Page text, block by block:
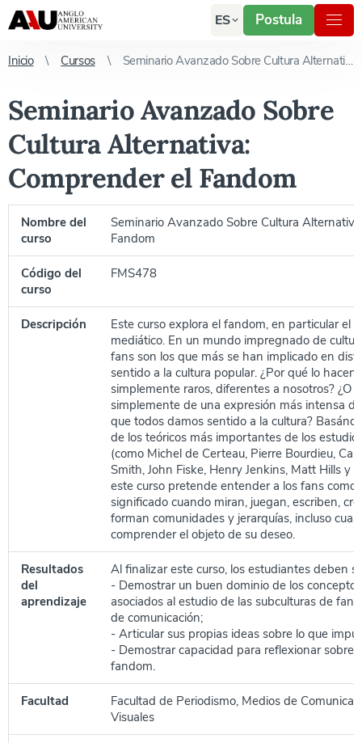
ES Postula
Inicio Cursos Seminario Avanzado Sobre Cultura Alternativa: Comprender el Fandom
Seminario Avanzado Sobre
Cultura Alternativa:
Comprender el Fandom
Nombre del
curso
Seminario Avanzado Sobre Cultura
Fandom
Código del
curso
FMS478
Descripción
Este curso explora el fandom, en particular el
mediático. En un mundo impregnado de
fans son los que más se han implicado en
sentido a la cultura popular. ¿Por qué lo
simplemente raros, diferentes a nosotros? ¿O
simplemente de una expresión más intensa
que todos damos sentido a la cultura?
de los teóricos más importantes de los
(como Michel de Certeau, Pierre Bourdieu,
Smith, John Fiske, Henry Jenkins, Matt Hills y
este curso pretende entender a los fans como
significado cuando miran, juegan, escriben,
forman comunidades y jerarquías, incluso
comprender el objeto de su deseo.
Resultados
del
aprendizaje
Al finalizar este curso, los estudiantes deben
- Demostrar un buen dominio de los
asociados al estudio de las subculturas de
de comunicación;
- Articular sus propias ideas sobre lo que
- Demostrar capacidad para reflexionar sobre
fandom.
Facultad
Facultad de Periodismo, Medios de
Visuales